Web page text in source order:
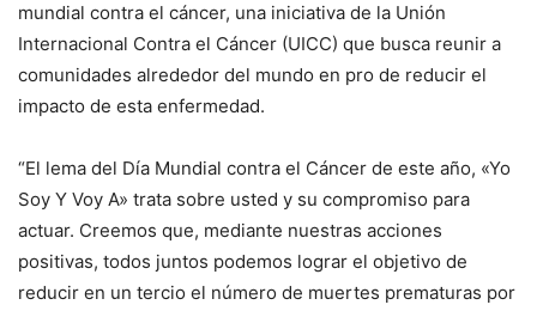
mundial contra el cáncer, una iniciativa de la Unión
Internacional Contra el Cáncer (UICC) que busca reunir a
comunidades alrededor del mundo en pro de reducir el
impacto de esta enfermedad.
“El lema del Día Mundial contra el Cáncer de este año, «Yo
Soy Y Voy A» trata sobre usted y su compromiso para
actuar. Creemos que, mediante nuestras acciones
positivas, todos juntos podemos lograr el objetivo de
reducir en un tercio el número de muertes prematuras por